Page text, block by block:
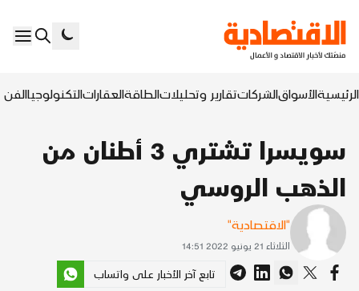
الرئيسيةالأسواقالشركاتتقارير وتحليلاتالطاقةالعقاراتالتكنولوجياالفن
سويسرا تشتري 3 أطنان من
الذهب الروسي
"الاقتصادية"
الثلاثاء 21 يونيو 2022 14:51
تابع آخر الأخبار على واتساب